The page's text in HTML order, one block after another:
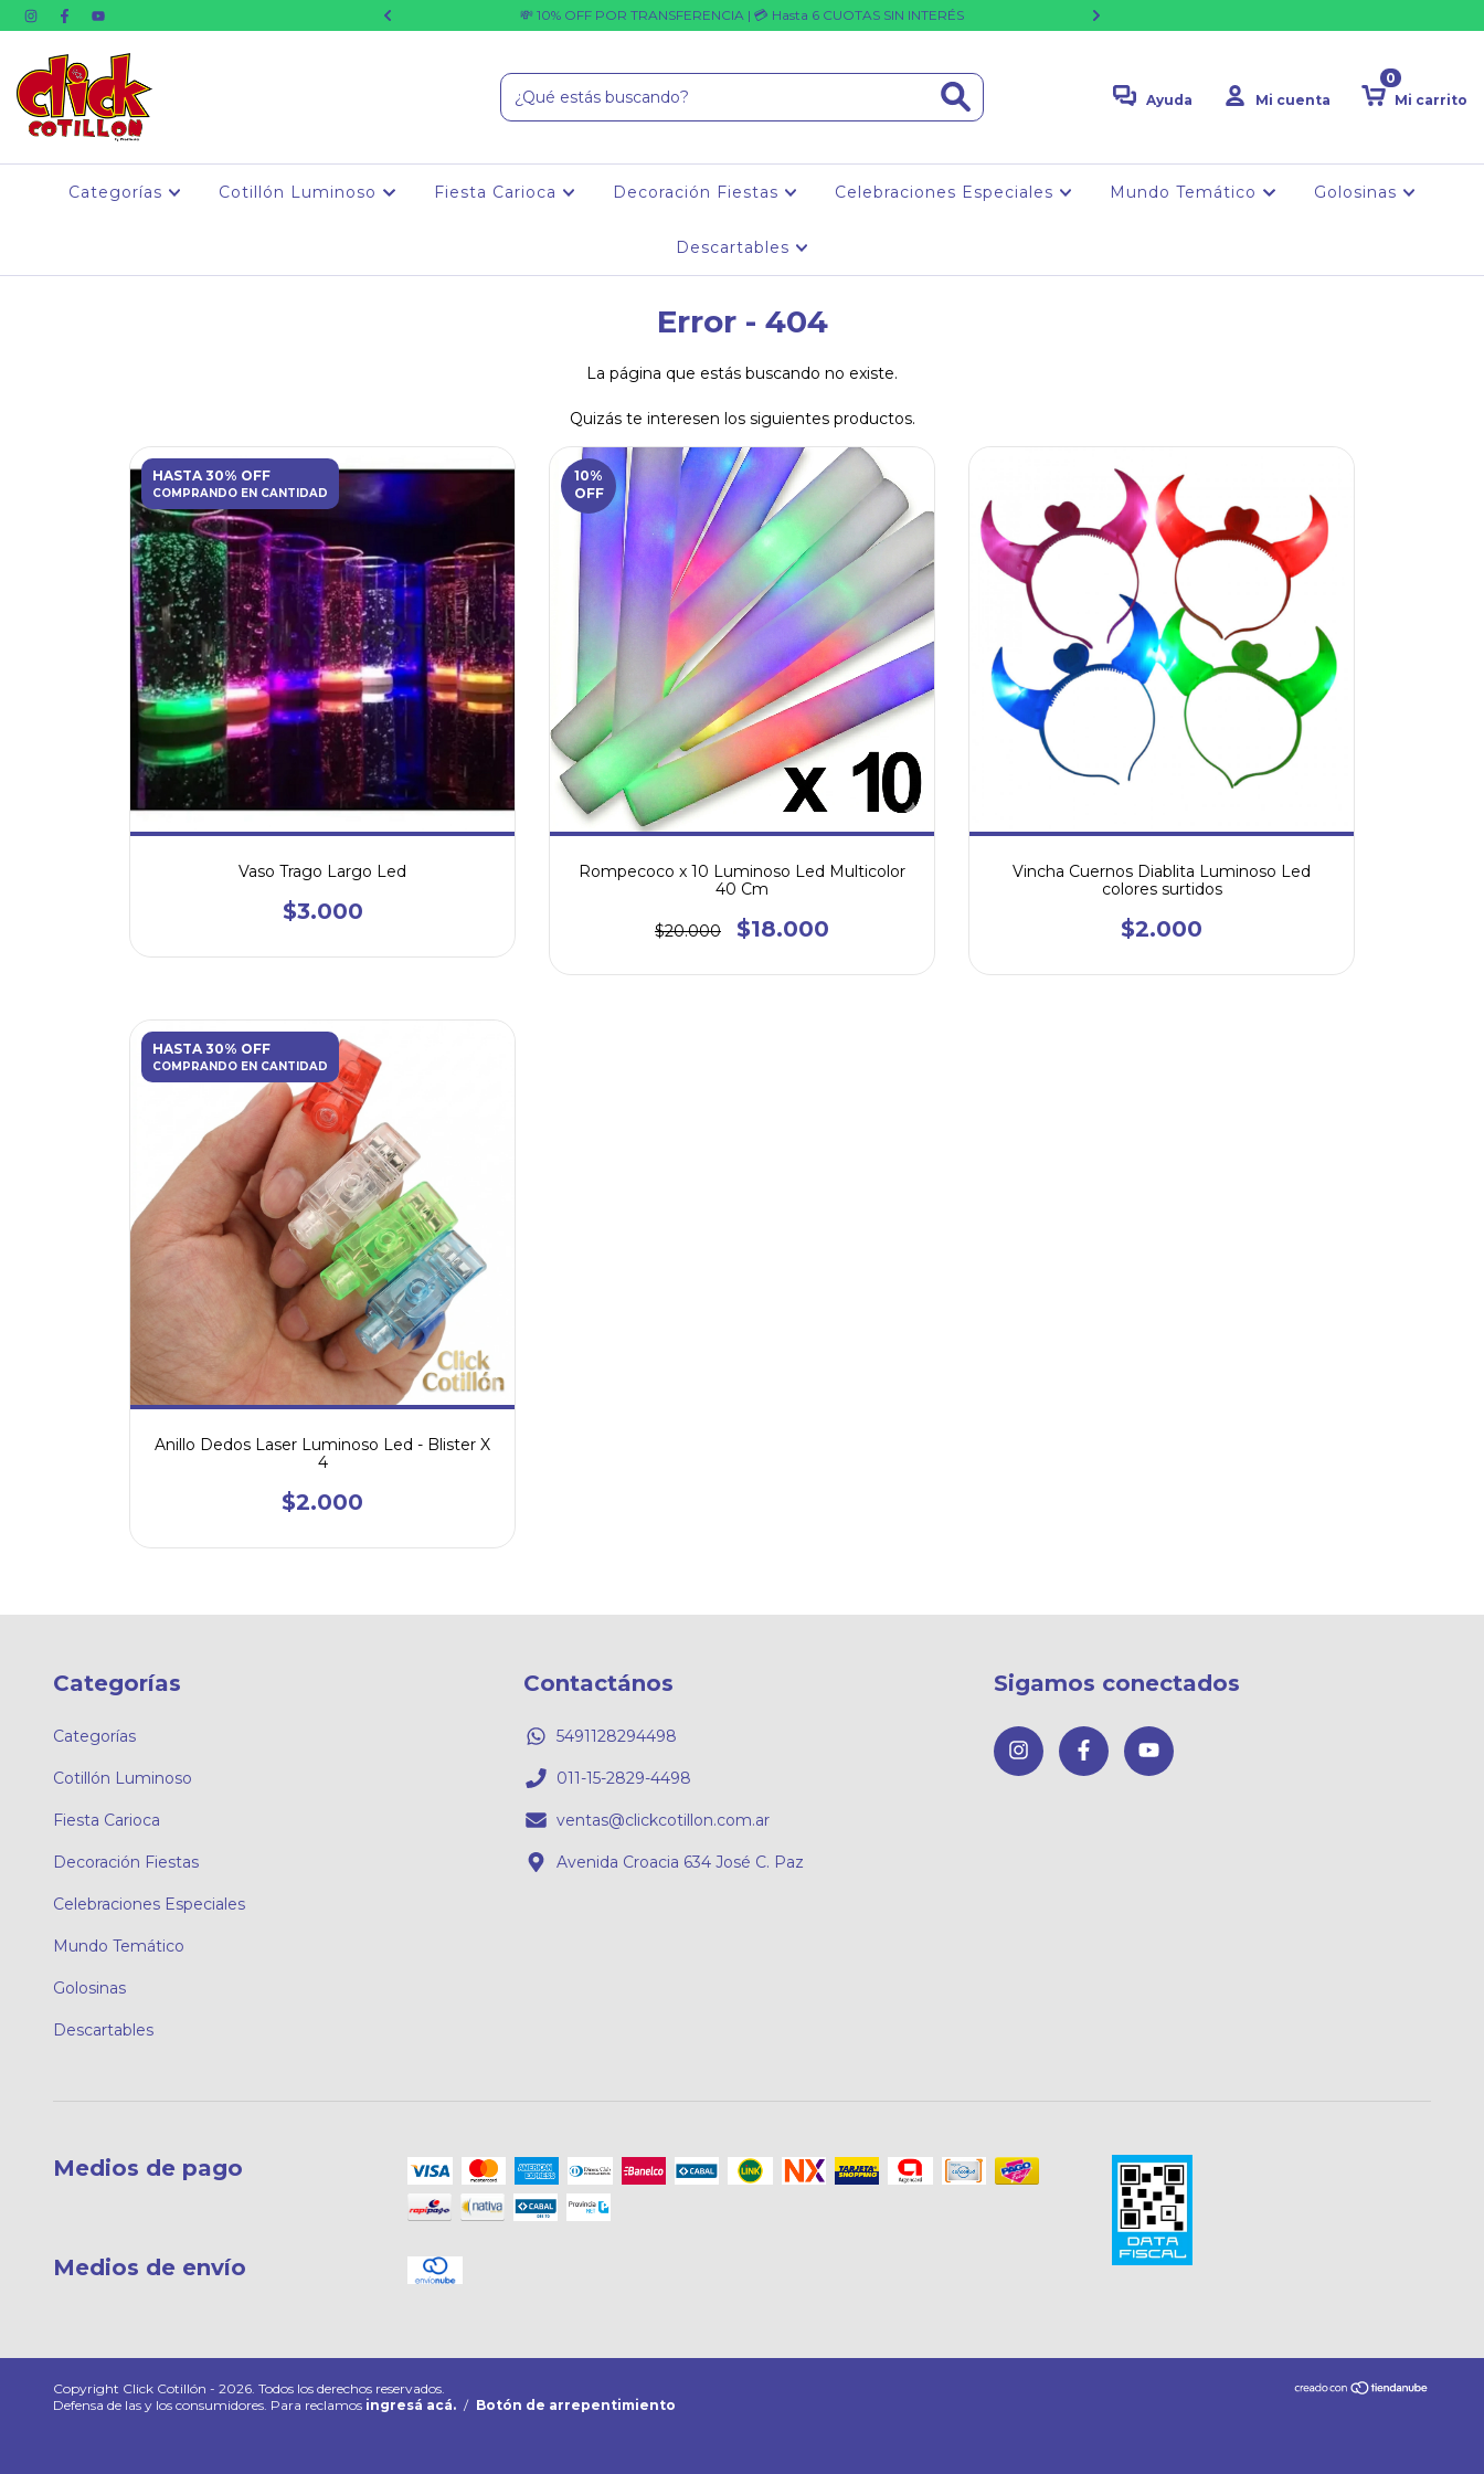
Whatsapp 💸 10% OFF POR TRANSFERENCIA | 💳 Hasta 6 CUOTAS SIN INTERÉS
Ayuda Mi cuenta Mi carrito
0
Categorías Cotillón Luminoso Fiesta Carioca Decoración Fiestas Celebraciones Especiales Mundo Temático Golosinas
Descartables
Error - 404
La página que estás buscando no existe.
Quizás te interesen los siguientes productos.
HASTA 30% OFF
COMPRANDO EN CANTIDAD
Vaso Trago Largo Led
$3.000
10%
OFF
Rompecoco x 10 Luminoso Led Multicolor
40 Cm
$20.000 $18.000
Vincha Cuernos Diablita Luminoso Led
colores surtidos
$2.000
HASTA 30% OFF
COMPRANDO EN CANTIDAD
Anillo Dedos Laser Luminoso Led - Blister X
4
$2.000
Categorías
Categorías
Cotillón Luminoso
Fiesta Carioca
Decoración Fiestas
Celebraciones Especiales
Mundo Temático
Golosinas
Descartables
Contactános
5491128294498
011-15-2829-4498
ventas@clickcotillon.com.ar
Avenida Croacia 634 José C. Paz
Sigamos conectados
Medios de pago
Medios de envío
Copyright Click Cotillón - 2026. Todos los derechos reservados.
Defensa de las y los consumidores. Para reclamos ingresá acá. / Botón de arrepentimiento